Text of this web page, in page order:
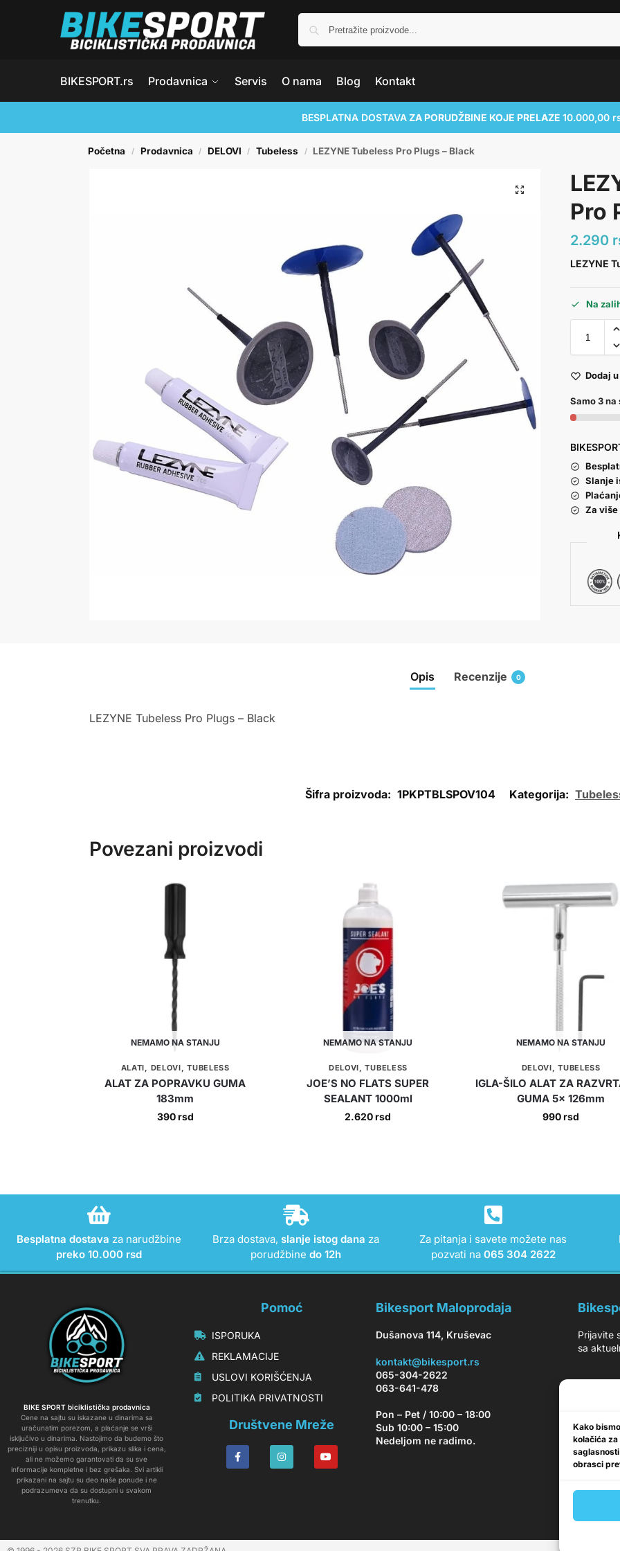
Kako
kolačića
obrasci
BIKESPORT.rs Prodavnica Servis O nama Blog Kontakt
BESPLATNA DOSTAVAZA PORUDŽBINE KOJE PRELAZE 10.000,00
Početna / Prodavnica / DELOVI / Tubeless / LEZYNE Tubeless Pro Plugs – Black
Pro
2.290
LEZYNE
Na
Dodaj
Samo 3 na
Slanje
Za
Opis Recenzije 0
LEZYNE Tubeless Pro Plugs – Black
Šifra proizvoda: 1PKPTBLSPOV104 Kategorija:
Povezani proizvodi
NEMAMO NA STANJU
ALATI DELOVI ,TUBELESS
ALAT ZA POPRAVKU GUMA
183mm
390rsd
NEMAMO NA STANJU
DELOVI ,TUBELESS
JOE’S NO FLATS SUPER
SEALANT 1000ml
2.620rsd
NEMAMO NA STANJU
DELOVI ,TUBELESS
IGLA-ŠILO ALAT ZA
GUMA 5x 126mm
990rsd
Besplatna dostava za narudžbine
preko 10.000 rsd
Brza dostava, slanje istog dana za
porudžbine do 12h
Za pitanja i savete možete nas
pozvati na 065 304 2622
BIKE SPORT biciklistička prodavnica
Cene na sajtu su iskazane u dinarima sa
uračunatim porezom, a plaćanje se vrši
isključivo u dinarima. Nastojimo da budemo što
precizniji u opisu proizvoda, prikazu slika i cena,
ali ne možemo garantovati da su sve
informacije kompletne i bez grešaka. Svi artikli
prikazani na sajtu su deo naše ponude i ne
podrazumeva da su dostupni u svakom
trenutku.
Pomoć
‏‏‎‏‏‎ ‎ISPORUKA
‏‏‏‏‎ ‎‎‎‎‎‎REKLAMACIJE‎‎‎
‏‏‎‏‏‎ ‎‎USLOVI KORIŠĆENJA
‏‏‏‎ ‎‎POLITIKA PRIVATNOSTI
Društvene Mreže
Bikesport Maloprodaja
Dušanova 114, Kruševac
kontakt@bikesport.rs
065-304-2622
063-641-478
Pon – Pet / 10:00 – 18:00
Sub 10:00 – 15:00
Nedeljom ne radimo.
Prijavite
sa